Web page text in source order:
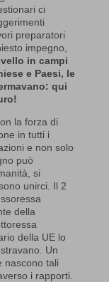
ci
preparatori
impegno,
in campi
e Paesi, le
qui
la forza di
in tutti i
e non solo
può
si
unirci. Il 2
della
della UE lo
Un
nascono tali
i rapporti.